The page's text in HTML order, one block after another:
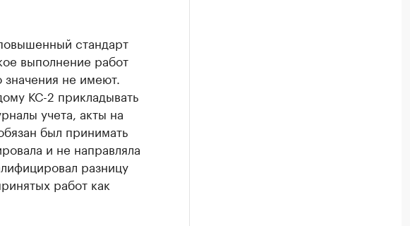
стандарт
выполнение работ
не имеют.
КС-2 прикладывать
учета, акты на
был принимать
и не направляла
разницу
работ как